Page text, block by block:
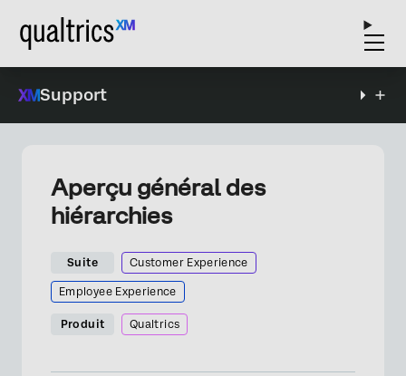
Support
Aperçu général des
hiérarchies
Suite Customer Experience
Employee Experience
Produit Qualtrics